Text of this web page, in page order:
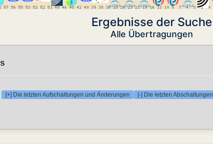
Ergebnisse der Suche
Alle Übertragungen
[+] Die letzten Aufschaltungen und Änderungen [-] Die letzten Abschaltungen